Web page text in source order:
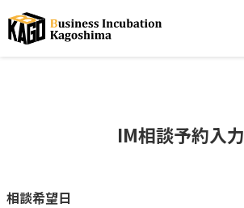
IM相談予約入力
相談希望日